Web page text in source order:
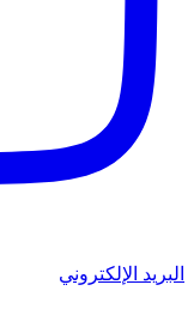
البريد الإلكتروني